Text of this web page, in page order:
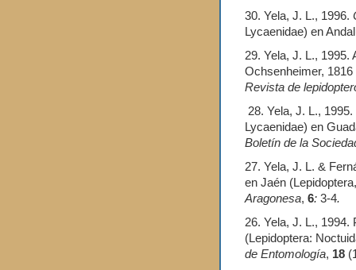
30. Yela, J. L., 1996.
Lycaenidae) en
29. Yela, J. L.,
Ochsenheimer,
Revista de
28. Yela, J. L., 1995.
Lycaenidae) en
Boletín de la
27. Yela, J. L. &
en Jaén
Aragonesa, 6: 3-4.
26. Yela, J. L.,
(Lepidoptera:
de Entomología, 18